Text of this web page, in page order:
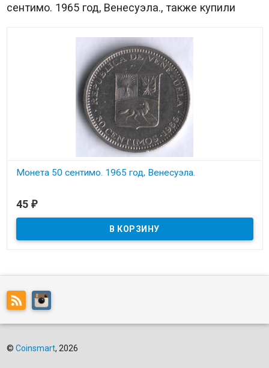
сентимо. 1965 год, Венесуэла., также купили
Монета 50 сентимо. 1965 год, Венесуэла.
45 ₽
© Coinsmart, 2026